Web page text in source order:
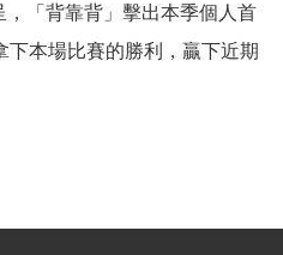
「背靠背」擊出本季個人首
本場比賽的勝利，贏下近期